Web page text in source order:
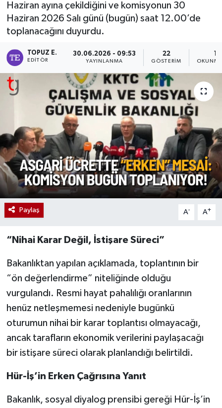
Haziran ayına çekildiğini ve komisyonun 30
Haziran 2026 Salı günü (bugün) saat 12.00’de
toplanacağını duyurdu.
TOPUZ E.
EDITÖR
30.06.2026 - 09:53
YAYINLANMA
22
GÖSTERIM
Paylaş A- A+
“Nihai Karar Değil, İstişare Süreci”
Bakanlıktan yapılan açıklamada, toplantının bir
“ön değerlendirme” niteliğinde olduğu
vurgulandı. Resmi hayat pahalılığı oranlarının
henüz netleşmemesi nedeniyle bugünkü
oturumun nihai bir karar toplantısı olmayacağı,
ancak tarafların ekonomik verilerini paylaşacağı
bir istişare süreci olarak planlandığı belirtildi.
Hür-İş’in Erken Çağrısına Yanıt
Bakanlık, sosyal diyalog prensibi gereği Hür-İş’in